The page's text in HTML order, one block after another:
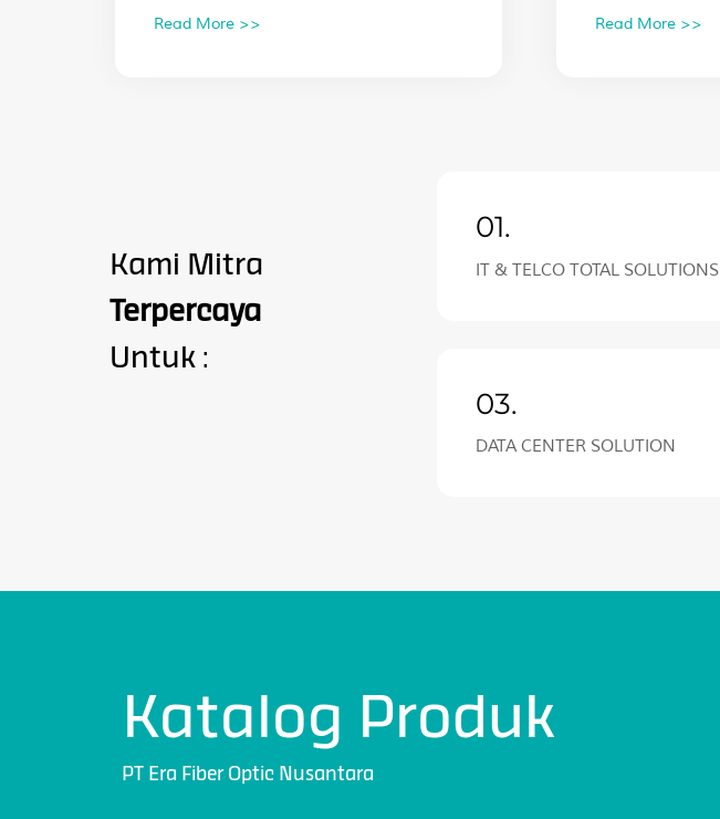
Read More >>
Read More >>
Kami Mitra
Terpercaya
Untuk :
01.
IT & TELCO TOTAL SOLUTIONS
03.
DATA CENTER SOLUTION
Katalog Produk
PT Era Fiber Optic Nusantara